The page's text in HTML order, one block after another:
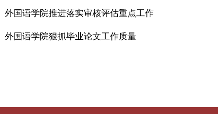
外国语学院推进落实审核评估重点工作
外国语学院狠抓毕业论文工作质量